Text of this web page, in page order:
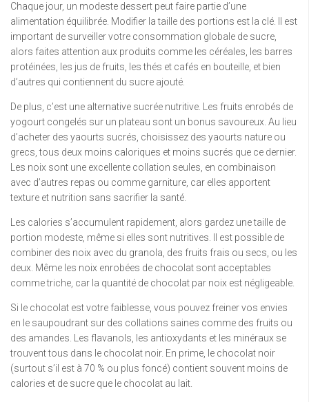
Chaque jour, un modeste dessert peut faire partie d’une
alimentation équilibrée. Modifier la taille des portions est la clé. Il est
important de surveiller votre consommation globale de sucre,
alors faites attention aux produits comme les céréales, les barres
protéinées, les jus de fruits, les thés et cafés en bouteille, et bien
d’autres qui contiennent du sucre ajouté.
De plus, c’est une alternative sucrée nutritive. Les fruits enrobés de
yogourt congelés sur un plateau sont un bonus savoureux. Au lieu
d’acheter des yaourts sucrés, choisissez des yaourts nature ou
grecs, tous deux moins caloriques et moins sucrés que ce dernier.
Les noix sont une excellente collation seules, en combinaison
avec d’autres repas ou comme garniture, car elles apportent
texture et nutrition sans sacrifier la santé.
Les calories s’accumulent rapidement, alors gardez une taille de
portion modeste, même si elles sont nutritives. Il est possible de
combiner des noix avec du granola, des fruits frais ou secs, ou les
deux. Même les noix enrobées de chocolat sont acceptables
comme triche, car la quantité de chocolat par noix est négligeable.
Si le chocolat est votre faiblesse, vous pouvez freiner vos envies
en le saupoudrant sur des collations saines comme des fruits ou
des amandes. Les flavanols, les antioxydants et les minéraux se
trouvent tous dans le chocolat noir. En prime, le chocolat noir
(surtout s’il est à 70 % ou plus foncé) contient souvent moins de
calories et de sucre que le chocolat au lait.